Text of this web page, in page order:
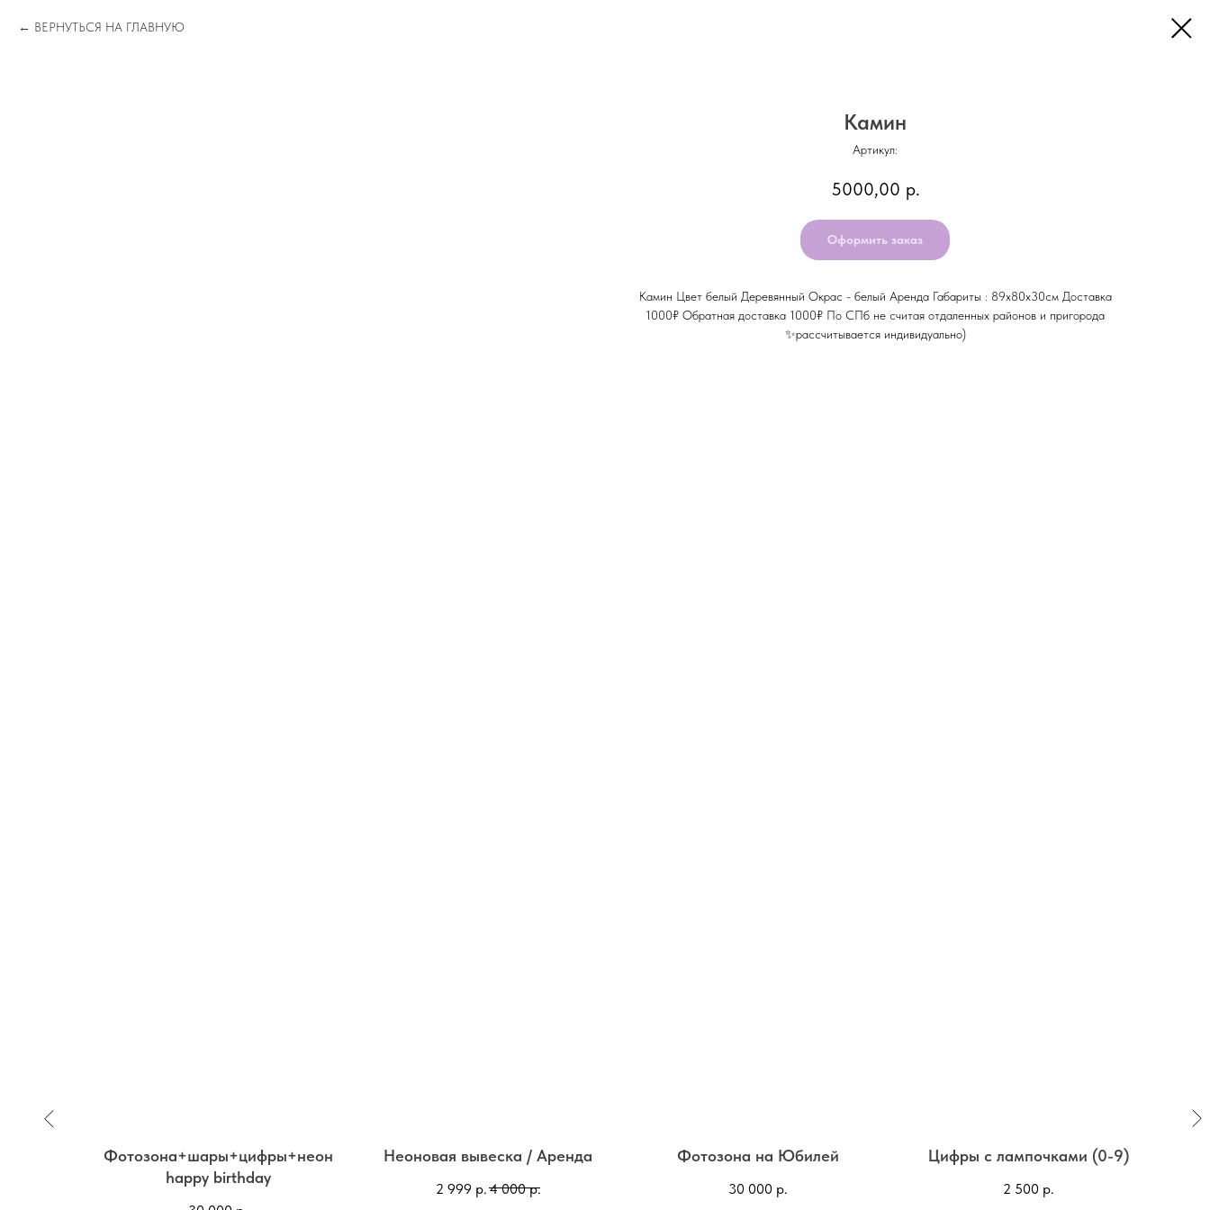
ВЕРНУТЬСЯ НА ГЛАВНУЮ
Камин
Артикул:
5000,00 р.
Оформить заказ
Камин Цвет белый Деревянный Окрас - белый Аренда Габариты : 89х80х30см Доставка
1000₽ Обратная доставка 1000₽ По СПб не считая отдаленных районов и пригорода
✨рассчитывается индивидуально)
Фотозона+шары+цифры+неон
happy birthday
Неоновая вывеска / Аренда
2 999 р.4 000 р.
Фотозона на Юбилей
30 000 р.
Цифры с лампочками (0-9)
2 500 р.